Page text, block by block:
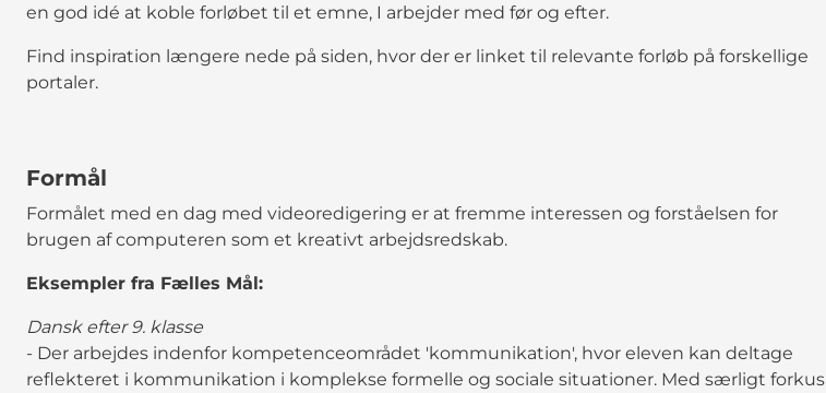
en god idé at koble forløbet til et emne, I arbejder med før og efter.
Find inspiration længere nede på siden, hvor der er linket til relevante forløb på forskellige
portaler.
Formål
Formålet med en dag med videoredigering er at fremme interessen og forståelsen for
brugen af computeren som et kreativt arbejdsredskab.
Eksempler fra Fælles Mål:
Dansk efter 9. klasse
- Der arbejdes indenfor kompetenceområdet 'kommunikation', hvor eleven kan deltage
reflekteret i kommunikation i komplekse formelle og sociale situationer. Med særligt forkus